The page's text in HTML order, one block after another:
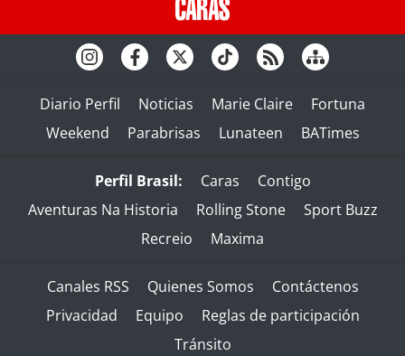
Diario Perfil Noticias Marie Claire
Fortuna
Weekend
Parabrisas Lunateen BATimes
Perfil Brasil: Caras
Contigo
Aventuras Na Historia
Rolling Stone
Sport Buzz
Recreio
Maxima
Canales RSS Quienes Somos
Contáctenos
Privacidad
Equipo
Reglas de participación
Tránsito